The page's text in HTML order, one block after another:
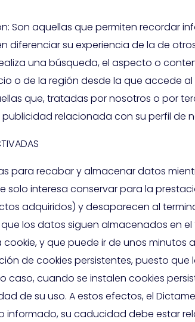
Son aquellas que permiten recordar
su experiencia de la de
una búsqueda, el aspecto o
o de la región desde la que accede al
que, tratadas por nosotros o por
relacionada con su perfil de
para recabar y almacenar datos
interesa conservar para la
adquiridos) y desaparecen al
que los datos siguen almacenados en
y que puede ir de unos minutos
de cookies persistentes, puesto
caso, cuando se instalen cookies
de su uso. A estos efectos, el
informado, su caducidad debe estar